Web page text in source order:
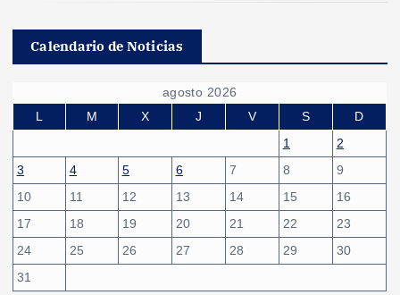
Calendario de Noticias
agosto 2026
L
M X J V S
D
1
2
3
4 5 6 7 8
9
10
11 12 13 14 15
16
17
18 19 20 21 22
23
24
25 26 27 28 29
30
31